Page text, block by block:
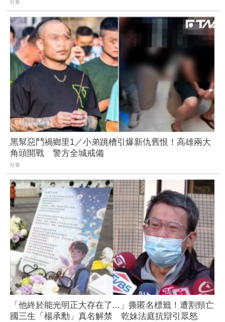
社會
黑幫惡鬥禍鄉里1／小弟跳槽引爆新仇舊恨！高雄兩大
角頭開戰 警方全城戒備
社會
「他終於能光明正大存在了...」撕匿名標籤！遭割頸亡
國三生「楊承勳」真名解禁 乾妹法庭抗辯引眾怒